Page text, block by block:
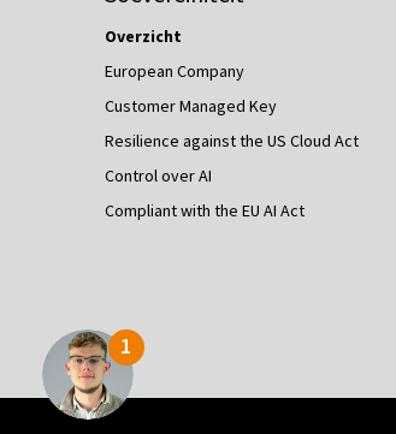
Overzicht
European Company
Customer Managed Key
Resilience against the US Cloud Act
Control over AI
Compliant with the EU AI Act